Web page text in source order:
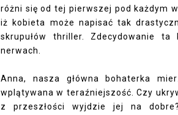
różni się od tej pierwszej pod każdym
iż kobieta może napisać tak
skrupułów thriller. Zdecydowanie
nerwach.
Anna, nasza główna bohaterka
wplątywana w teraźniejszość. Czy
z przeszłości wyjdzie jej na